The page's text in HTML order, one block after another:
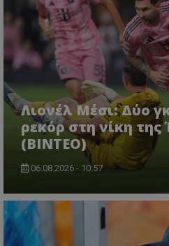
Λιονέλ Μέσι: Δύο
ρεκόρ στη νίκη της
(ΒΙΝΤΕΟ)
06.08.2026 - 10:57